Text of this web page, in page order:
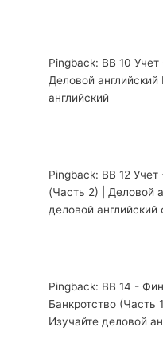
Pingback: ВВ 10 Учет
Деловой
английский
Pingback: ВВ 12
(Часть 2) | Деловой
деловой английский
Pingback: ВВ 14 -
Банкротство (Часть
Изучайте деловой